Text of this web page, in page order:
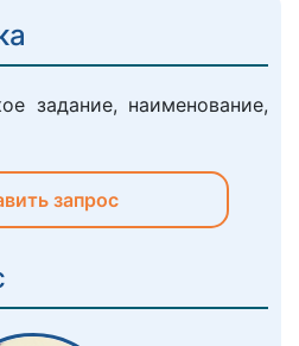
задание, наименование,
запрос